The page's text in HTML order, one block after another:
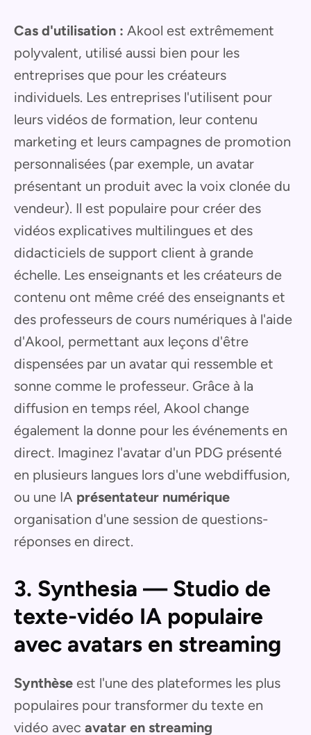
Cas d'utilisation : Akool est extrêmement
polyvalent, utilisé aussi bien pour les
entreprises que pour les créateurs
individuels. Les entreprises l'utilisent pour
leurs vidéos de formation, leur contenu
marketing et leurs campagnes de promotion
personnalisées (par exemple, un avatar
présentant un produit avec la voix clonée du
vendeur). Il est populaire pour créer des
vidéos explicatives multilingues et des
didacticiels de support client à grande
échelle. Les enseignants et les créateurs de
contenu ont même créé des enseignants et
des professeurs de cours numériques à l'aide
d'Akool, permettant aux leçons d'être
dispensées par un avatar qui ressemble et
sonne comme le professeur. Grâce à la
diffusion en temps réel, Akool change
également la donne pour les événements en
direct. Imaginez l'avatar d'un PDG présenté
en plusieurs langues lors d'une webdiffusion,
ou une IA présentateur numérique
organisation d'une session de questions-
réponses en direct.
3. Synthesia — Studio de
texte-vidéo IA populaire
avec avatars en streaming
Synthèse est l'une des plateformes les plus
populaires pour transformer du texte en
vidéo avec avatar en streaming